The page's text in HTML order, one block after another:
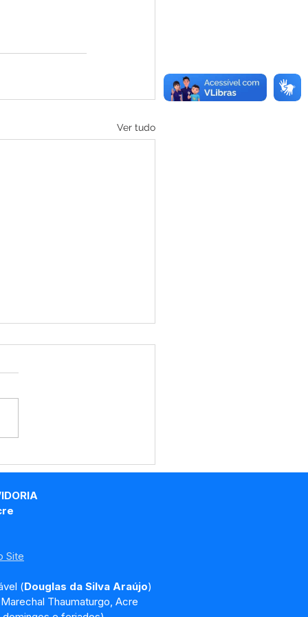
Ver tudo
de Licitação
Site
(Douglas da Silva Araújo)
Thaumaturgo, Acre